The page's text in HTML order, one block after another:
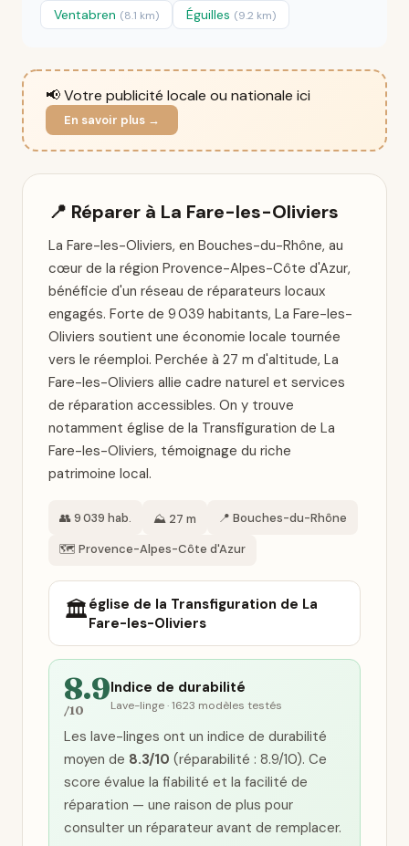
Ventabren (8.1 km) Éguilles (9.2 km)
📢 Votre publicité locale ou nationale ici
En savoir plus →
📍 Réparer à La Fare-les-Oliviers
La Fare-les-Oliviers, en Bouches-du-Rhône, au
cœur de la région Provence-Alpes-Côte d'Azur,
bénéficie d'un réseau de réparateurs locaux
engagés. Forte de 9 039 habitants, La Fare-les-
Oliviers soutient une économie locale tournée
vers le réemploi. Perchée à 27 m d'altitude, La
Fare-les-Oliviers allie cadre naturel et services
de réparation accessibles. On y trouve
notamment église de la Transfiguration de La
Fare-les-Oliviers, témoignage du riche
patrimoine local.
👥 9 039 hab. ⛰️ 27 m 📍 Bouches-du-Rhône
🗺️ Provence-Alpes-Côte d'Azur
🏛️église de la Transfiguration de La
Fare-les-Oliviers
8.9
/10
Indice de durabilité
Lave-linge · 1623 modèles testés
Les lave-linges ont un indice de durabilité
moyen de 8.3/10 (réparabilité : 8.9/10). Ce
score évalue la fiabilité et la facilité de
réparation — une raison de plus pour
consulter un réparateur avant de remplacer.